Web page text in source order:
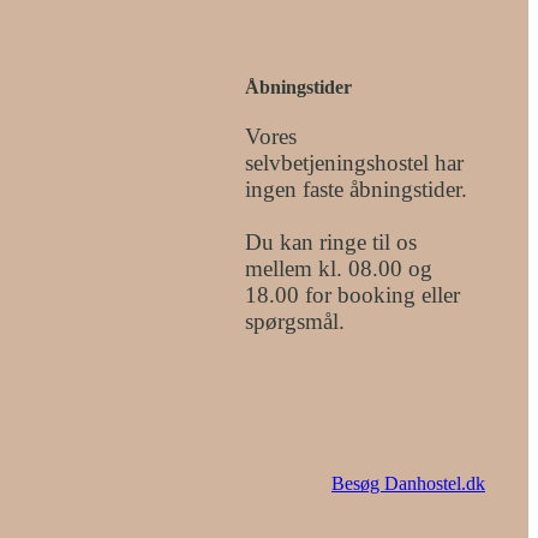
Åbningstider
Vores
selvbetjeningshostel har
ingen faste åbningstider.
Du kan ringe til os
mellem kl. 08.00 og
18.00 for booking eller
spørgsmål.
Besøg Danhostel.dk